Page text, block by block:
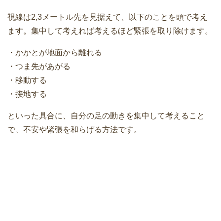
視線は2,3メートル先を見据えて、以下のことを頭で考え
ます。集中して考えれば考えるほど緊張を取り除けます。
・かかとが地面から離れる
・つま先があがる
・移動する
・接地する
といった具合に、自分の足の動きを集中して考えること
で、不安や緊張を和らげる方法です。